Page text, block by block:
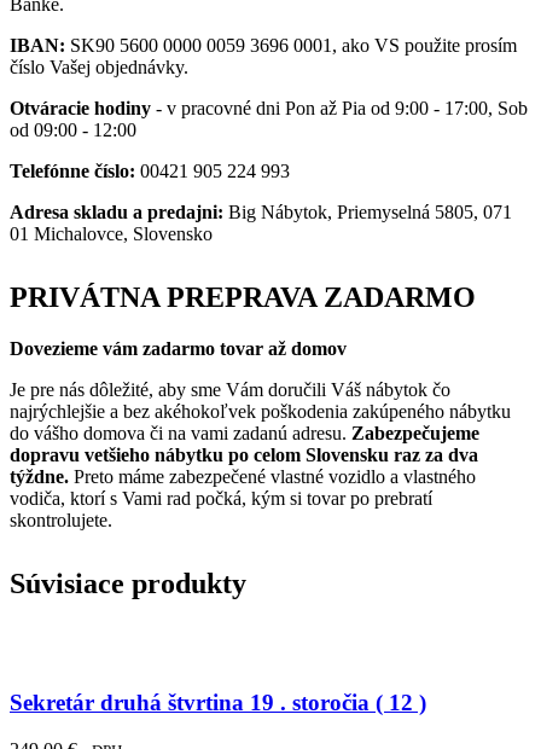
IBAN: SK90 5600 0000 0059 3696 0001, ako VS použite prosím
číslo Vašej objednávky.
Otváracie hodiny - v pracovné dni Pon až Pia od 9:00 - 17:00, Sob
od 09:00 - 12:00
Telefónne číslo: 00421 905 224 993
Adresa skladu a predajni: Big Nábytok, Priemyselná 5805, 071
01 Michalovce, Slovensko
PRIVÁTNA PREPRAVA ZADARMO
Dovezieme vám zadarmo tovar až domov
Je pre nás dôležité, aby sme Vám doručili Váš nábytok čo
najrýchlejšie a bez akéhokoľvek poškodenia zakúpeného nábytku
do vášho domova či na vami zadanú adresu. Zabezpečujeme
dopravu vetšieho nábytku po celom Slovensku raz za dva
týždne. Preto máme zabezpečené vlastné vozidlo a vlastného
vodiča, ktorí s Vami rad počká, kým si tovar po prebratí
skontrolujete.
Súvisiace produkty
Sekretár druhá štvrtina 19 . storočia ( 12 )